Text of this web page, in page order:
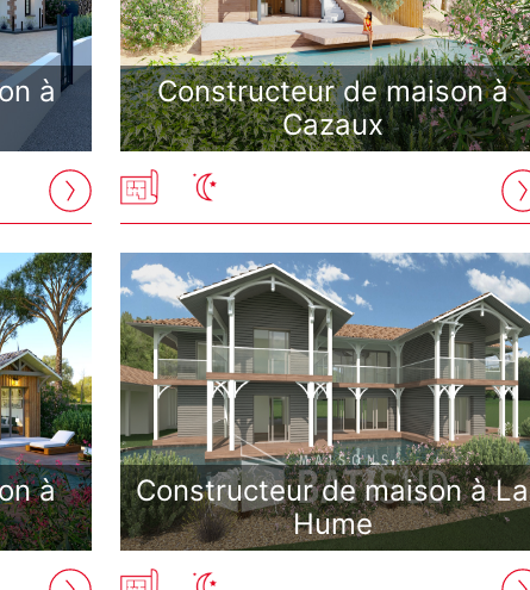
à
Constructeur de maison à
Cazaux
à
Constructeur de maison à La
Hume